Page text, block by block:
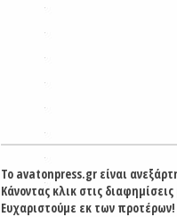
Το avatonpress.gr είναι
Κάνοντας κλικ στις
Ευχαριστούμε εκ των προτέρων!